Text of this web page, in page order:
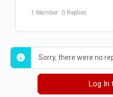
1 Member · 0 Replies
Sorry, there were no
Log In